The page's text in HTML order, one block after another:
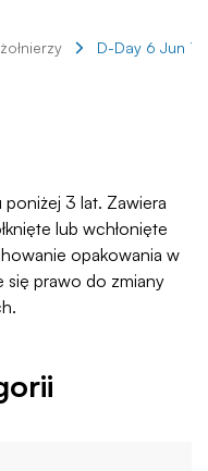
D-Day 6 Jun
3 lat. Zawiera
lub wchłonięte
opakowania w
prawo do zmiany